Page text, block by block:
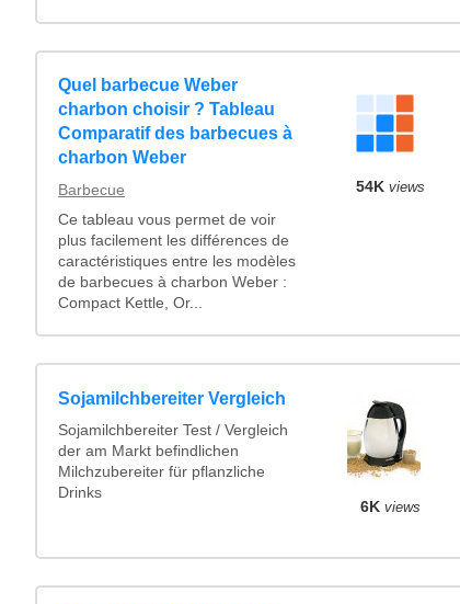
Quel barbecue Weber
charbon choisir ? Tableau
Comparatif des barbecues à
charbon Weber
Barbecue
Ce tableau vous permet de voir
plus facilement les différences de
caractéristiques entre les modèles
de barbecues à charbon Weber :
Compact Kettle, Or...
54K views
Sojamilchbereiter Vergleich
Sojamilchbereiter Test / Vergleich
der am Markt befindlichen
Milchzubereiter für pflanzliche
Drinks
6K views